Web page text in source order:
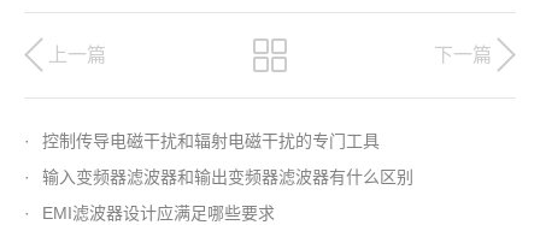
上一篇 下一篇
·
控制传导电磁干扰和辐射电磁干扰的专门工具
·
输入变频器滤波器和输出变频器滤波器有什么区别
·
EMI滤波器设计应满足哪些要求